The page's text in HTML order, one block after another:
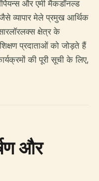
और एमी मैकडॉनल्ड
व्यापार मेले प्रमुख आर्थिक
क्षेत्र के
प्रदाताओं को जोड़ते हैं
की पूरी सूची के लिए,
और